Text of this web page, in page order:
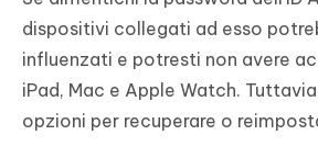
dispositivi collegati ad esso
influenzati e potresti non avere
iPad, Mac e Apple Watch.
opzioni per recuperare o